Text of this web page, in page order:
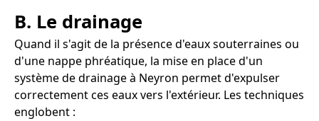
B. Le drainage
Quand il s'agit de la présence d'eaux souterraines ou
d'une nappe phréatique, la mise en place d'un
système de drainage à Neyron permet d'expulser
correctement ces eaux vers l'extérieur. Les techniques
englobent :